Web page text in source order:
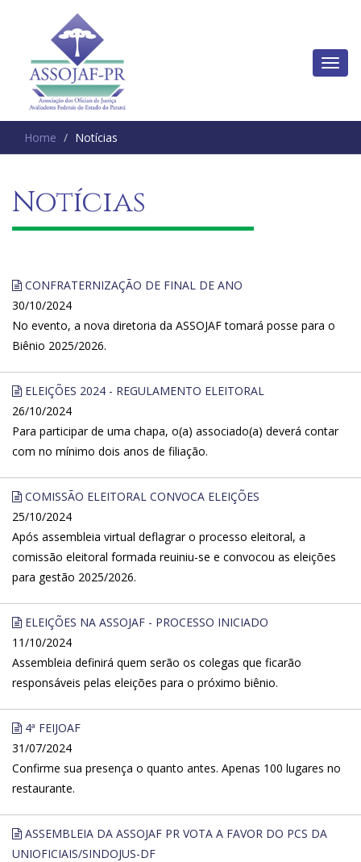
Home Notícias
Notícias
CONFRATERNIZAÇÃO DE FINAL DE ANO
30/10/2024
No evento, a nova diretoria da ASSOJAF tomará posse para o
Biênio 2025/2026.
ELEIÇÕES 2024 - REGULAMENTO ELEITORAL
26/10/2024
Para participar de uma chapa, o(a) associado(a) deverá contar
com no mínimo dois anos de filiação.
COMISSÃO ELEITORAL CONVOCA ELEIÇÕES
25/10/2024
Após assembleia virtual deflagrar o processo eleitoral, a
comissão eleitoral formada reuiniu-se e convocou as eleições
para gestão 2025/2026.
ELEIÇÕES NA ASSOJAF - PROCESSO INICIADO
11/10/2024
Assembleia definirá quem serão os colegas que ficarão
responsáveis pelas eleições para o próximo biênio.
4ª FEIJOAF
31/07/2024
Confirme sua presença o quanto antes. Apenas 100 lugares no
restaurante.
ASSEMBLEIA DA ASSOJAF PR VOTA A FAVOR DO PCS DA
UNIOFICIAIS/SINDOJUS-DF